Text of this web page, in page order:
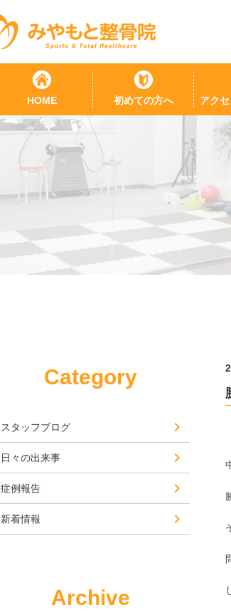
HOME 初めての方へ アク
Category
スタッフブログ
日々の出来事
症例報告
新着情報
Archive